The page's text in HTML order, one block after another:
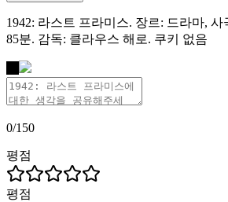
1942: 라스트 프라미스. 장르: 드라마,
85분. 감독: 클라우스 해로. 쿠키 없음
0/150
평점
평점